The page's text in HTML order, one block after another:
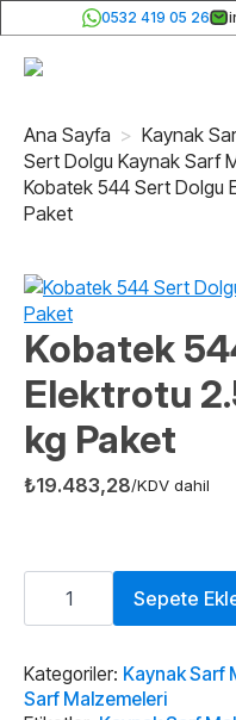
0532 419 05 26
Ana Sayfa
Kaynak
Sert Dolgu Kaynak Sarf
Kobatek 544 Sert Dolgu
Paket
Kobatek
Elektrotu
kg Paket
₺19.483,28/KDV dahil
Kobatek
Sert
2.50mm*350
2.5
kg
Sepete
Kategoriler: Kaynak Sarf
Sarf Malzemeleri